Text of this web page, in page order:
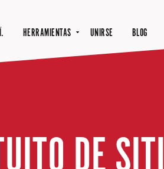
HERRAMIENTAS UNIRSE BLOG